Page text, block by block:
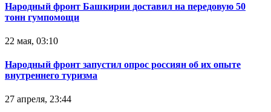
Народный фронт Башкирии доставил на передовую 50
тонн гумпомощи
22 мая, 03:10
Народный фронт запустил опрос россиян об их опыте
внутреннего туризма
27 апреля, 23:44